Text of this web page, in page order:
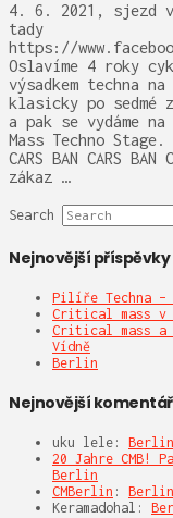
4. 6. 2021, sjezd v
tady
https://
Oslavíme 4 roky
výsadkem techna
klasicky po sedmé
a pak se vydáme
Mass Techno
CARS BAN CARS
zákaz …
Search
Nejnovější příspěvky
Pilíře Techna
Critical mass v
Critical mass
Vídně
Berlin
Nejnovější
uku lele : Berlin
20 Jahre CMB!
Berlin
CMBerlin : Berlin
Keramadohal :